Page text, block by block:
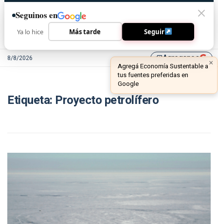
8/8/2026 library_addAgreganos ×
Agregá Economía Sustentable a
tus fuentes preferidas en
Google
Etiqueta: Proyecto petrolífero
Seguinos en
Ya lo hice Más tarde Seguir